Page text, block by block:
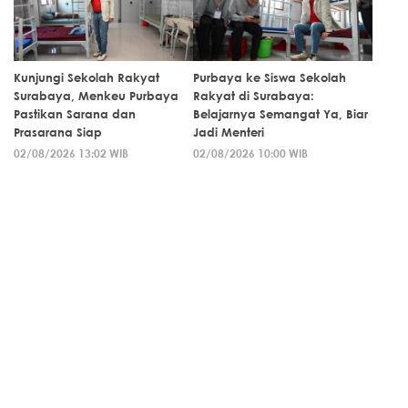
Kunjungi Sekolah Rakyat
Surabaya, Menkeu Purbaya
Pastikan Sarana dan
Prasarana Siap
02/08/2026 13:02 WIB
Purbaya ke Siswa Sekolah
Rakyat di Surabaya:
Belajarnya Semangat Ya, Biar
Jadi Menteri
02/08/2026 10:00 WIB